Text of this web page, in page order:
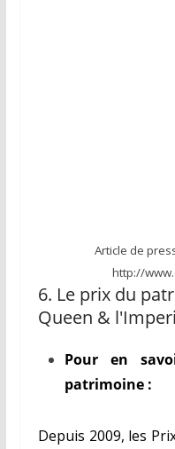
Article de
http://
6. Le prix du
Queen &
Pour en
patrimoine :
Depuis 2009, les